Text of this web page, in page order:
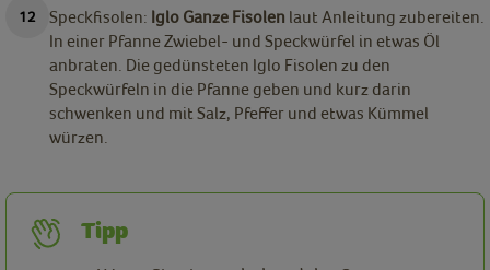
Speckfisolen: Iglo Ganze Fisolen laut Anleitung zubereiten.
In einer Pfanne Zwiebel- und Speckwürfel in etwas Öl
anbraten. Die gedünsteten Iglo Fisolen zu den
Speckwürfeln in die Pfanne geben und kurz darin
schwenken und mit Salz, Pfeffer und etwas Kümmel
würzen.
Tipp